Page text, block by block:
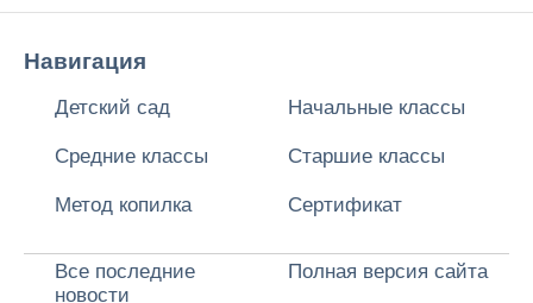
Навигация
Детский сад Начальные классы
Средние классы Старшие классы
Метод копилка Сертификат
Все последние
новости
Полная версия сайта